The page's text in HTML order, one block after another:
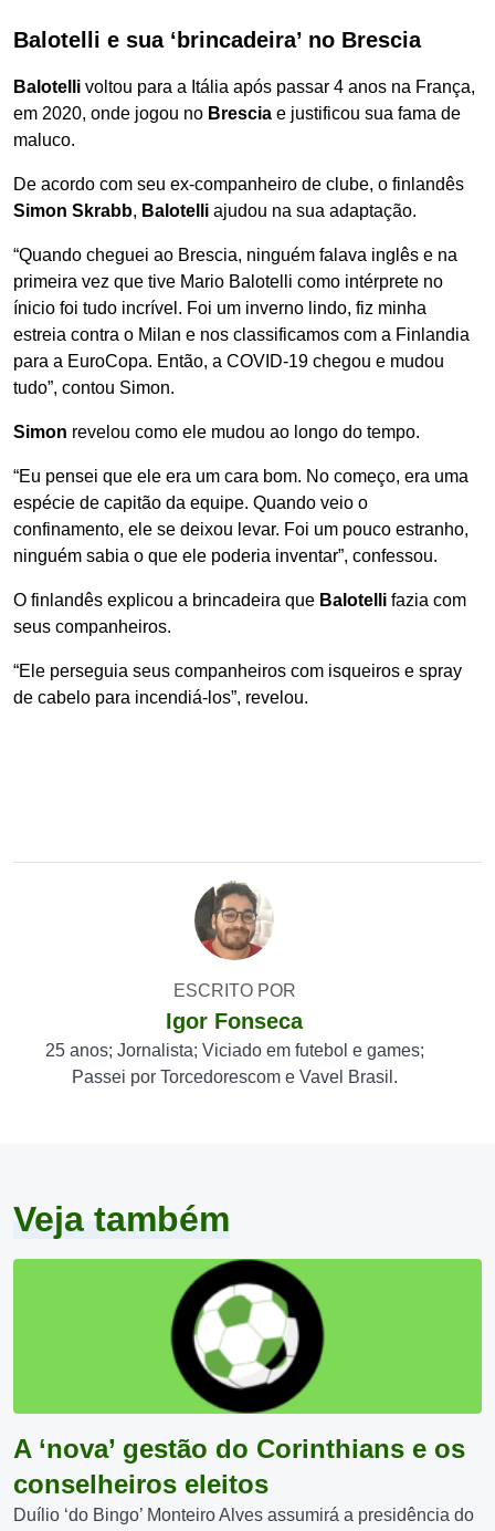
Balotelli e sua ‘brincadeira’ no Brescia
Balotelli voltou para a Itália após passar 4 anos na França,
em 2020, onde jogou no Brescia e justificou sua fama de
maluco.
De acordo com seu ex-companheiro de clube, o finlandês
Simon Skrabb, Balotelli ajudou na sua adaptação.
“Quando cheguei ao Brescia, ninguém falava inglês e na
primeira vez que tive Mario Balotelli como intérprete no
ínicio foi tudo incrível. Foi um inverno lindo, fiz minha
estreia contra o Milan e nos classificamos com a Finlandia
para a EuroCopa. Então, a COVID-19 chegou e mudou
tudo”, contou Simon.
Simon revelou como ele mudou ao longo do tempo.
“Eu pensei que ele era um cara bom. No começo, era uma
espécie de capitão da equipe. Quando veio o
confinamento, ele se deixou levar. Foi um pouco estranho,
ninguém sabia o que ele poderia inventar”, confessou.
O finlandês explicou a brincadeira que Balotelli fazia com
seus companheiros.
“Ele perseguia seus companheiros com isqueiros e spray
de cabelo para incendiá-los”, revelou.
ESCRITO POR
Igor Fonseca
25 anos; Jornalista; Viciado em futebol e games;
Passei por Torcedorescom e Vavel Brasil.
Veja também
A ‘nova’ gestão do Corinthians e os
conselheiros eleitos
Duílio ‘do Bingo’ Monteiro Alves assumirá a presidência do